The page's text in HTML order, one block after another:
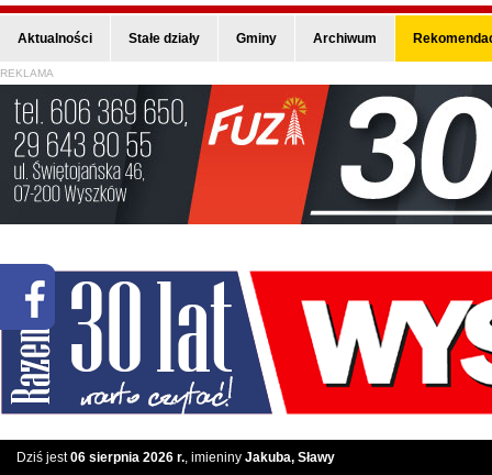
Aktualności Stałe działy Gminy Archiwum
REKLAMA
Dziś jest06 sierpnia 2026 r., imieniny Jakuba, Sławy